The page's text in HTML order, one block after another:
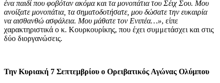
ένα παιδί που φοβόταν ακόμα και τα μονοπάτια του Σέιχ Σου. Μου
ανοίξατε μονοπάτια, τα σηματοδοτήσατε, μου δώσατε την ευκαιρία
να αισθανθώ ασφάλεια. Μου μάθατε τον Ενιπέα…», είπε
χαρακτηριστικά ο κ. Κουρκουρίκης, που έχει συμμετάσχει και στις
δύο διοργανώσεις.
Την Κυριακή 7 Σεπτεμβρίου ο Ορειβατικός Αγώνας Ολύμπου